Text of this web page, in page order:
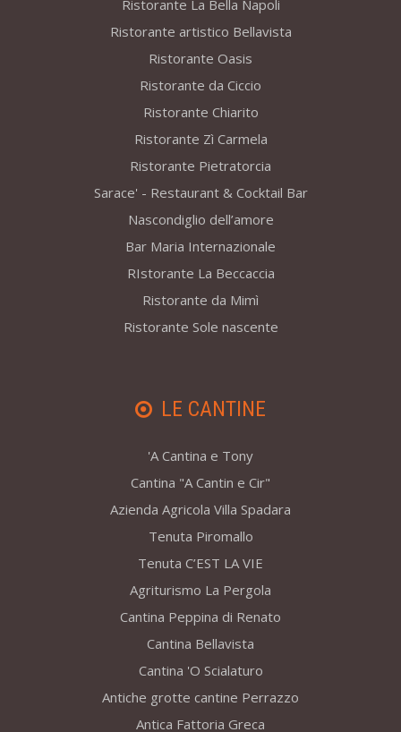
Ristorante La Bella Napoli
Ristorante artistico Bellavista
Ristorante Oasis
Ristorante da Ciccio
Ristorante Chiarito
Ristorante Zì Carmela
Ristorante Pietratorcia
Sarace' - Restaurant & Cocktail Bar
Nascondiglio dell’amore
Bar Maria Internazionale
RIstorante La Beccaccia
Ristorante da Mimì
Ristorante Sole nascente
LE CANTINE
'A Cantina e Tony
Cantina "A Cantin e Cir"
Azienda Agricola Villa Spadara
Tenuta Piromallo
Tenuta C’EST LA VIE
Agriturismo La Pergola
Cantina Peppina di Renato
Cantina Bellavista
Cantina 'O Scialaturo
Antiche grotte cantine Perrazzo
Antica Fattoria Greca